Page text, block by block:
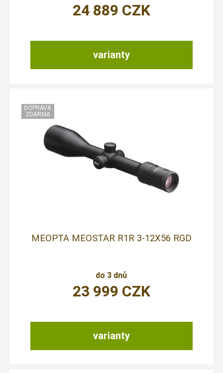
varianty
24 889 CZK
MEOPTA MEOSTAR R1R 3-12X56 RGD
do 3 dnů
varianty
23 999 CZK